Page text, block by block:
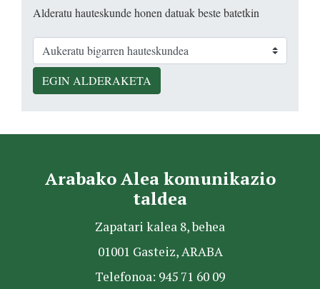
Alderatu hauteskunde honen datuak beste batetkin
EGIN ALDERAKETA
Arabako Alea komunikazio
taldea
Zapatari kalea 8, behea
01001 Gasteiz, ARABA
Telefonoa: 945 71 60 09